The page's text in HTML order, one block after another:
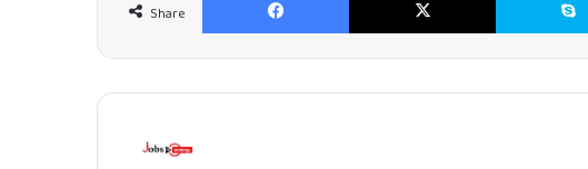
Share